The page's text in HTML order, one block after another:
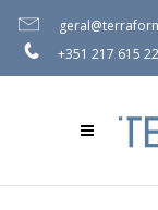
+351 217 615